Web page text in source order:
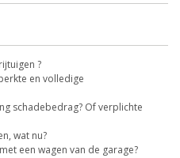
?
en volledige
schadebedrag? Of verplichte
wat nu?
een wagen van de garage?